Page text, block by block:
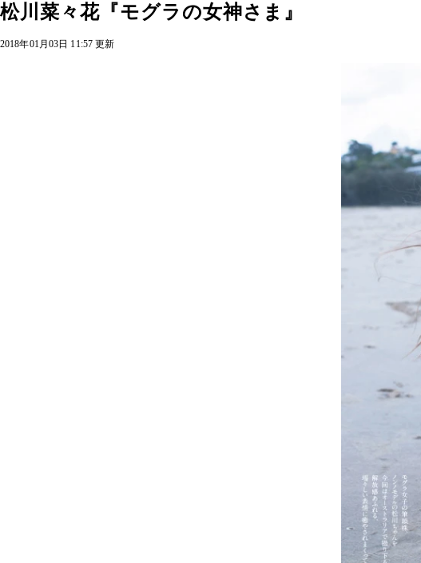
松川菜々花『モグラの女神さま』
2018年01月03日 11:57 更新